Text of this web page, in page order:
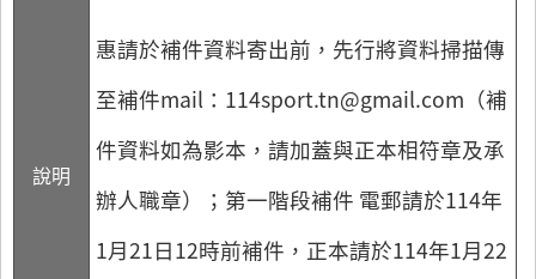
說明
惠請於補件資料寄出前，先行將資料掃描傳
至補件mail：114sport.tn@gmail.com（補
件資料如為影本，請加蓋與正本相符章及承
辦人職章）；第一階段補件 電郵請於114年
1月21日12時前補件，正本請於114年1月22